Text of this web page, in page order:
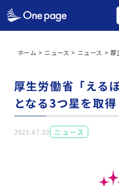
ホーム > ニュース > ニュース > 厚
厚生労働省「える
となる3つ星を取得
2025.07.22 ニュース